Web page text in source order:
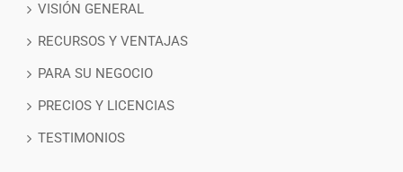
VISIÓN GENERAL
RECURSOS Y VENTAJAS
PARA SU NEGOCIO
PRECIOS Y LICENCIAS
TESTIMONIOS